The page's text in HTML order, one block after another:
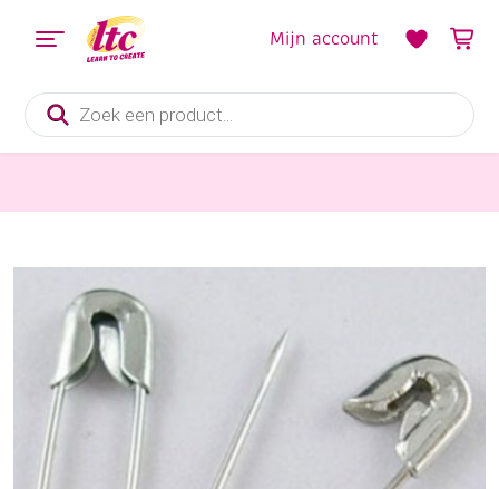
Producten
zoeken
Mijn account